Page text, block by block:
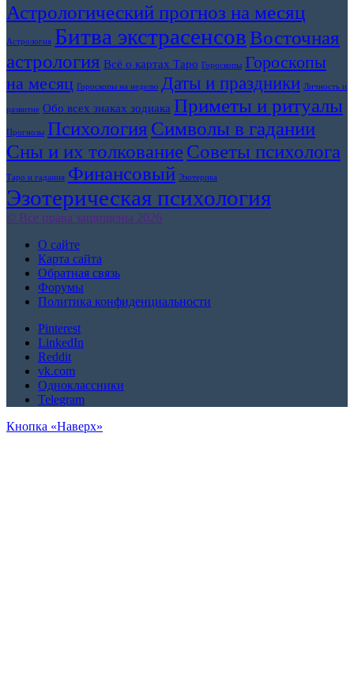
Астрологический прогноз на месяц
Астрология Битва экстрасенсовВосточная
астрология Всё о картах Таро Гороскопы Гороскопы
на месяц Гороскопы на неделю Даты и праздники Личность и
развитие Обо всех знаках зодиака Приметы и ритуалы
Прогнозы Психология Символы в гадании
Сны и их толкованиеСоветы психолога
Таро и гадания Финансовый Эзотерика
Эзотерическая психология
© Все права защищены 2026
О сайте
Карта сайта
Обратная связь
Форумы
Политика конфиденциальности
Pinterest
LinkedIn
Reddit
vk.com
Одноклассники
Telegram
Кнопка «Наверх»